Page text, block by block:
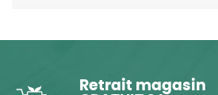
Retrait magasin